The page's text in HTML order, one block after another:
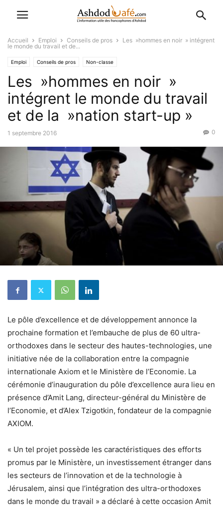
Accueil Emploi Conseils de pros
Les »hommes en noir » intégrent
le monde du travail et de...
Emploi Conseils de pros Non-classe
Les »hommes en noir »
intégrent le monde du travail
et de la »nation start-up »
1 septembre 2016 0
Le pôle d’excellence et de développement annonce la
prochaine formation et l’embauche de plus de 60 ultra-
orthodoxes dans le secteur des hautes-technologies, une
initiative née de la collaboration entre la compagnie
internationale Axiom et le Ministère de l’Economie. La
cérémonie d’inauguration du pôle d’excellence aura lieu en
présence d’Amit Lang, directeur-général du Ministère de
l’Economie, et d’Alex Tzigotkin, fondateur de la compagnie
AXIOM.
« Un tel projet possède les caractéristiques des efforts
promus par le Ministère, un investissement étranger dans
les secteurs de l’innovation et de la technologie à
Jérusalem, ainsi que l’intégration des ultra-orthodoxes
dans le monde du travail » a déclaré à cette occasion Amit